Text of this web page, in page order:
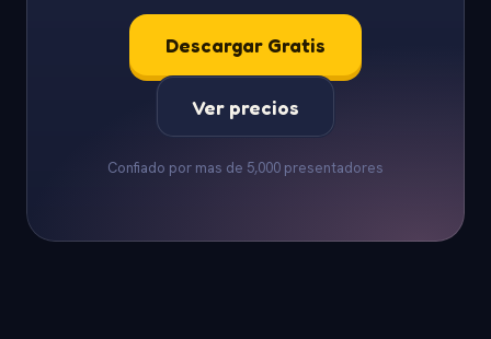
Descargar Gratis
Ver precios
Confiado por mas de 5,000 presentadores